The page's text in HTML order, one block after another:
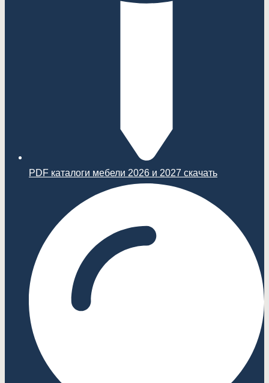
PDF каталоги мебели 2026 и 2027 скачать